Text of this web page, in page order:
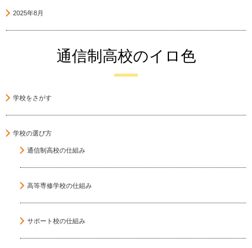
2025年8月
通信制高校のイロ色
学校をさがす
学校の選び方
通信制高校の仕組み
高等専修学校の仕組み
サポート校の仕組み